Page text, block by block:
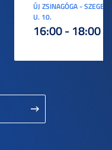
ÚJ ZSINAGÓGA -
U. 10.
16:00 - 18:00